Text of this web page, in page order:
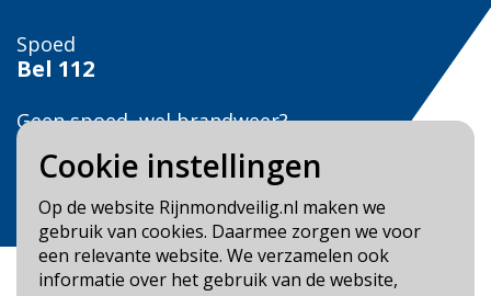
Cookie instellingen
Op de website Rijnmondveilig.nl maken we
gebruik van cookies. Daarmee zorgen we voor
een relevante website. We verzamelen ook
informatie over het gebruik van de website,
Spoed
Bel 112
Geen spoed, wel brandweer?
Bel
Veilig Leven?
Bel 0900-8387